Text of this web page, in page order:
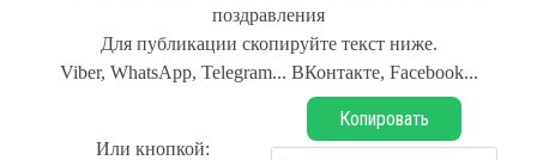
поздравления
Для публикации скопируйте текст ниже.
Viber, WhatsApp, Telegram... ВКонтакте, Facebook...
Или кнопкой:
Копировать